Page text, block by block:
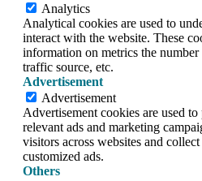
Analytics
Analytical cookies are used to
interact with the website. These
information on metrics the
traffic source, etc.
Advertisement
Advertisement
Advertisement cookies are used
relevant ads and marketing
visitors across websites and
customized ads.
Others